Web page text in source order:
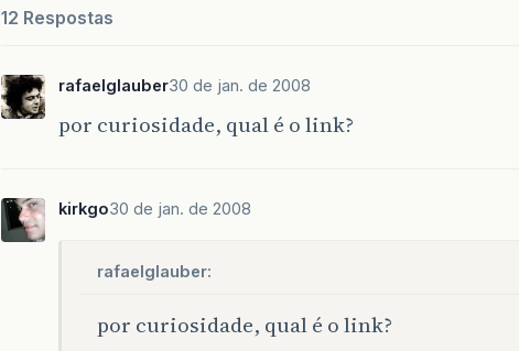
12 Respostas
rafaelglauber30 de jan. de 2008
por curiosidade, qual é o link?
kirkgo30 de jan. de 2008
rafaelglauber:
por curiosidade, qual é o link?